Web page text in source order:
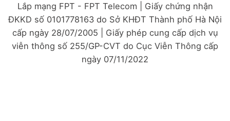
Lắp mạng FPT - FPT Telecom | Giấy chứng nhận
ĐKKD số 0101778163 do Sở KHĐT Thành phố Hà Nội
cấp ngày 28/07/2005 | Giấy phép cung cấp dịch vụ
viễn thông số 255/GP-CVT do Cục Viễn Thông cấp
ngày 07/11/2022